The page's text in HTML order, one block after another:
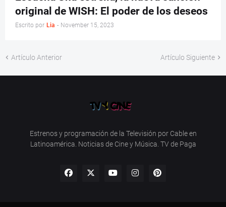
original de WISH: El poder de los deseos
Escrito por Lia - November 15, 2023
Artículo Anterior Artículo Siguiente
Estrenos y programación de la Televisión por Cable en
Latinoamérica. Noticias de Cine y Música. TV de Paga